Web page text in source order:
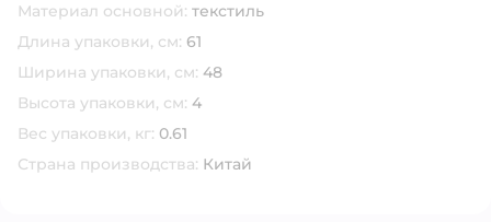
Материал основной: текстиль
Длина упаковки, см: 61
Ширина упаковки, см: 48
Высота упаковки, см: 4
Вес упаковки, кг: 0.61
Страна производства: Китай